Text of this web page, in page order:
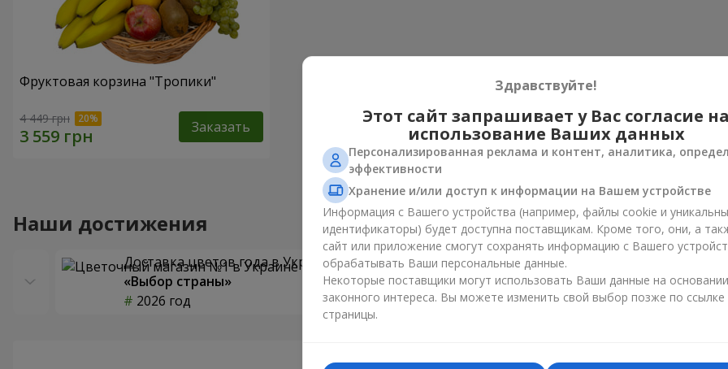
Фруктовая корзина "Тропики"
4 449 грн Заказать
Наши достижения
Доставка цветов года в Украине
«Выбор страны»
2026 год
Лучший цветочный магазин
«Ukrainian Business Award»
2026 год
«Выбор
2025
Здравствуйте!
Этот сайт запрашивает у Вас согласие на
использование Ваших данных
Персонализированная реклама и контент, аналитика,
эффективности
Хранение и/или доступ к информации на Вашем устройстве
Информация с Вашего устройства (например, файлы cookie и
идентификаторы) будет доступна поставщикам. Кроме того, они, а
сайт или приложение смогут сохранять информацию с Вашего
обрабатывать Ваши персональные данные.
Некоторые поставщики могут использовать Ваши данные на основании
законного интереса. Вы можете изменить свой выбор позже по ссылке
страницы.